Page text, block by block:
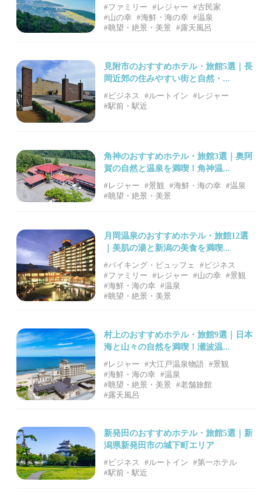
#ファミリー #レジャー
#古民家
#山の幸 #海鮮・海の幸 #温泉
#眺望・絶景・美景 #露天風呂
見附市のおすすめホテル・旅館5選｜長
岡近郊の住みやすい街と自然・...
#ビジネス #ルートイン
#レジャー
#駅前・駅近
角神のおすすめホテル・旅館3選｜奥阿
賀の自然と温泉を満喫！角神温...
#レジャー #景観 #海鮮・海の幸 #温泉
#眺望・絶景・美景
月岡温泉のおすすめホテル・旅館12選
｜美肌の湯と新潟の美食を満喫...
#バイキング・ビュッフェ
#ビジネス
#ファミリー
#レジャー #山の幸 #景観
#海鮮・海の幸 #温泉
#眺望・絶景・美景
村上のおすすめホテル・旅館9選｜日本
海と山々の自然を満喫！瀬波温...
#レジャー #大江戸温泉物語 #景観
#海鮮・海の幸 #温泉
#眺望・絶景・美景 #老舗旅館
#露天風呂
新発田のおすすめホテル・旅館5選｜新
潟県新発田市の城下町エリア
#ビジネス #ルートイン
#第一ホテル
#駅前・駅近